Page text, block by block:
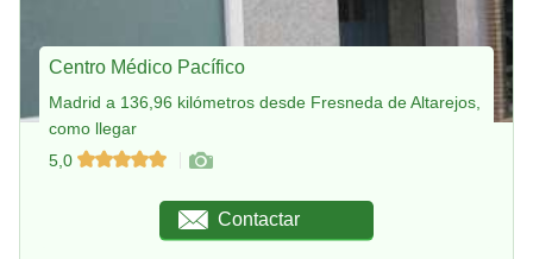
Centro Médico Pacífico
Madrid a 136,96 kilómetros desde Fresneda de Altarejos,
como llegar
5,0
Contactar